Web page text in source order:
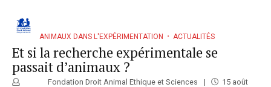
ANIMAUX DANS L'EXPÉRIMENTATION ACTUALITÉS
Et si la recherche expérimentale se
passait d’animaux ?
Fondation Droit Animal Ethique et Sciences
15 août